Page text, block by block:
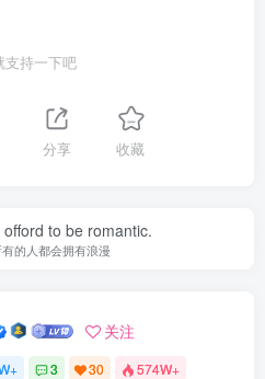
支持一下吧
分享 收藏
to be romantic.
的人都会拥有浪漫
关注
3 30 574W+